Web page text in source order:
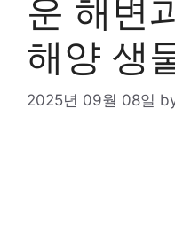
운 해변
해양 생
2025년 09월 08일